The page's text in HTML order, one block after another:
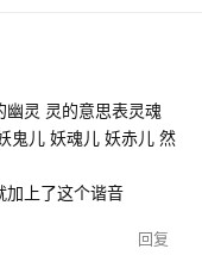
幽灵 灵的意思表灵魂
鬼儿 妖魂儿 妖赤儿 然
加上了这个谐音
回复